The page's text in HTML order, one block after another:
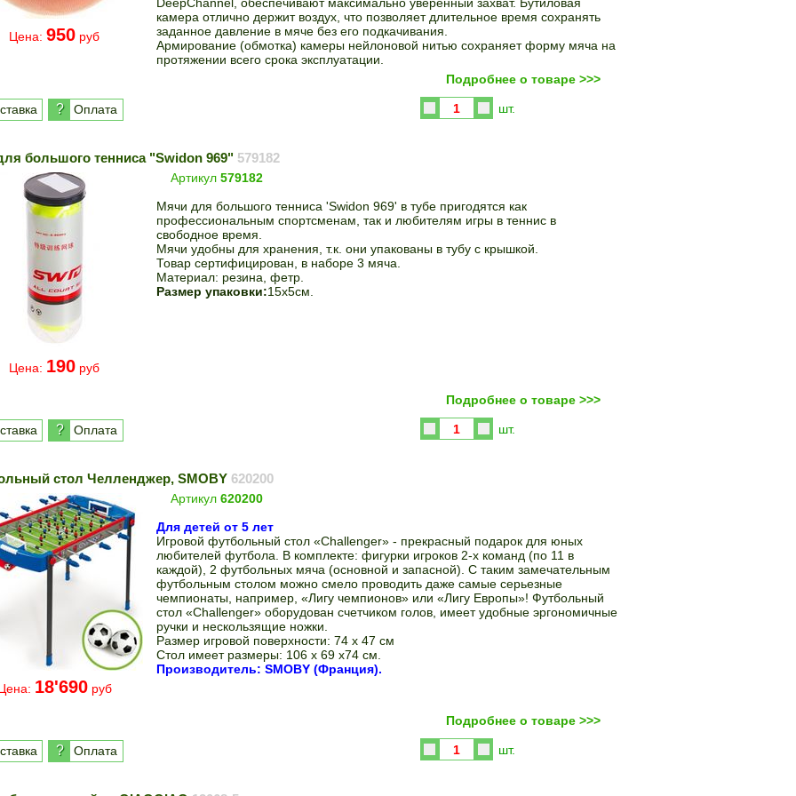
Цена: 950 руб
камера отлично держит воздух, что позволяет длительное время сохранять
заданное давление в мяче без его подкачивания.
Армирование (обмотка) камеры нейлоновой нитью сохраняет форму мяча на
протяжении всего срока эксплуатации.
? Оплата
Подробнее о товаре >>>
шт.
большого тенниса "Swidon 969" 579182
Цена: 190 руб
Артикул 579182
Мячи для большого тенниса 'Swidon 969' в тубе пригодятся как
профессиональным спортсменам, так и любителям игры в теннис в
свободное время.
Мячи удобны для хранения, т.к. они упакованы в тубу с крышкой.
Товар сертифицирован, в наборе 3 мяча.
Материал: резина, фетр.
Размер упаковки:15х5см.
? Оплата
Подробнее о товаре >>>
шт.
стол Челленджер, SMOBY 620200
18'690руб
Артикул 620200
Для детей от 5 лет
Игровой футбольный стол «Сhallenger» - прекрасный подарок для юных
любителей футбола. В комплекте: фигурки игроков 2-х команд (по 11 в
каждой), 2 футбольных мяча (основной и запасной). С таким замечательным
футбольным столом можно смело проводить даже самые серьезные
чемпионаты, например, «Лигу чемпионов» или «Лигу Европы»! Футбольный
стол «Сhallenger» оборудован счетчиком голов, имеет удобные эргономичные
ручки и нескользящие ножки.
Размер игровой поверхности: 74 х 47 см
Стол имеет размеры: 106 х 69 х74 см.
Производитель: SMOBY (Франция).
? Оплата
Подробнее о товаре >>>
шт.